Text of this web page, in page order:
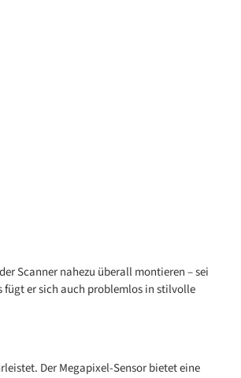
Scanner nahezu überall montieren – sei
fügt er sich auch problemlos in stilvolle
Der Megapixel-Sensor bietet eine